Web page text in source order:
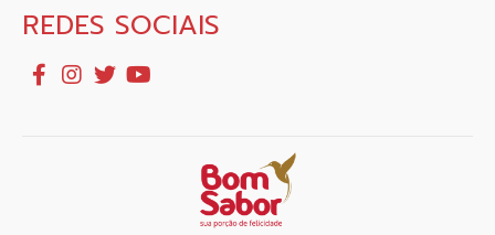
REDES SOCIAIS